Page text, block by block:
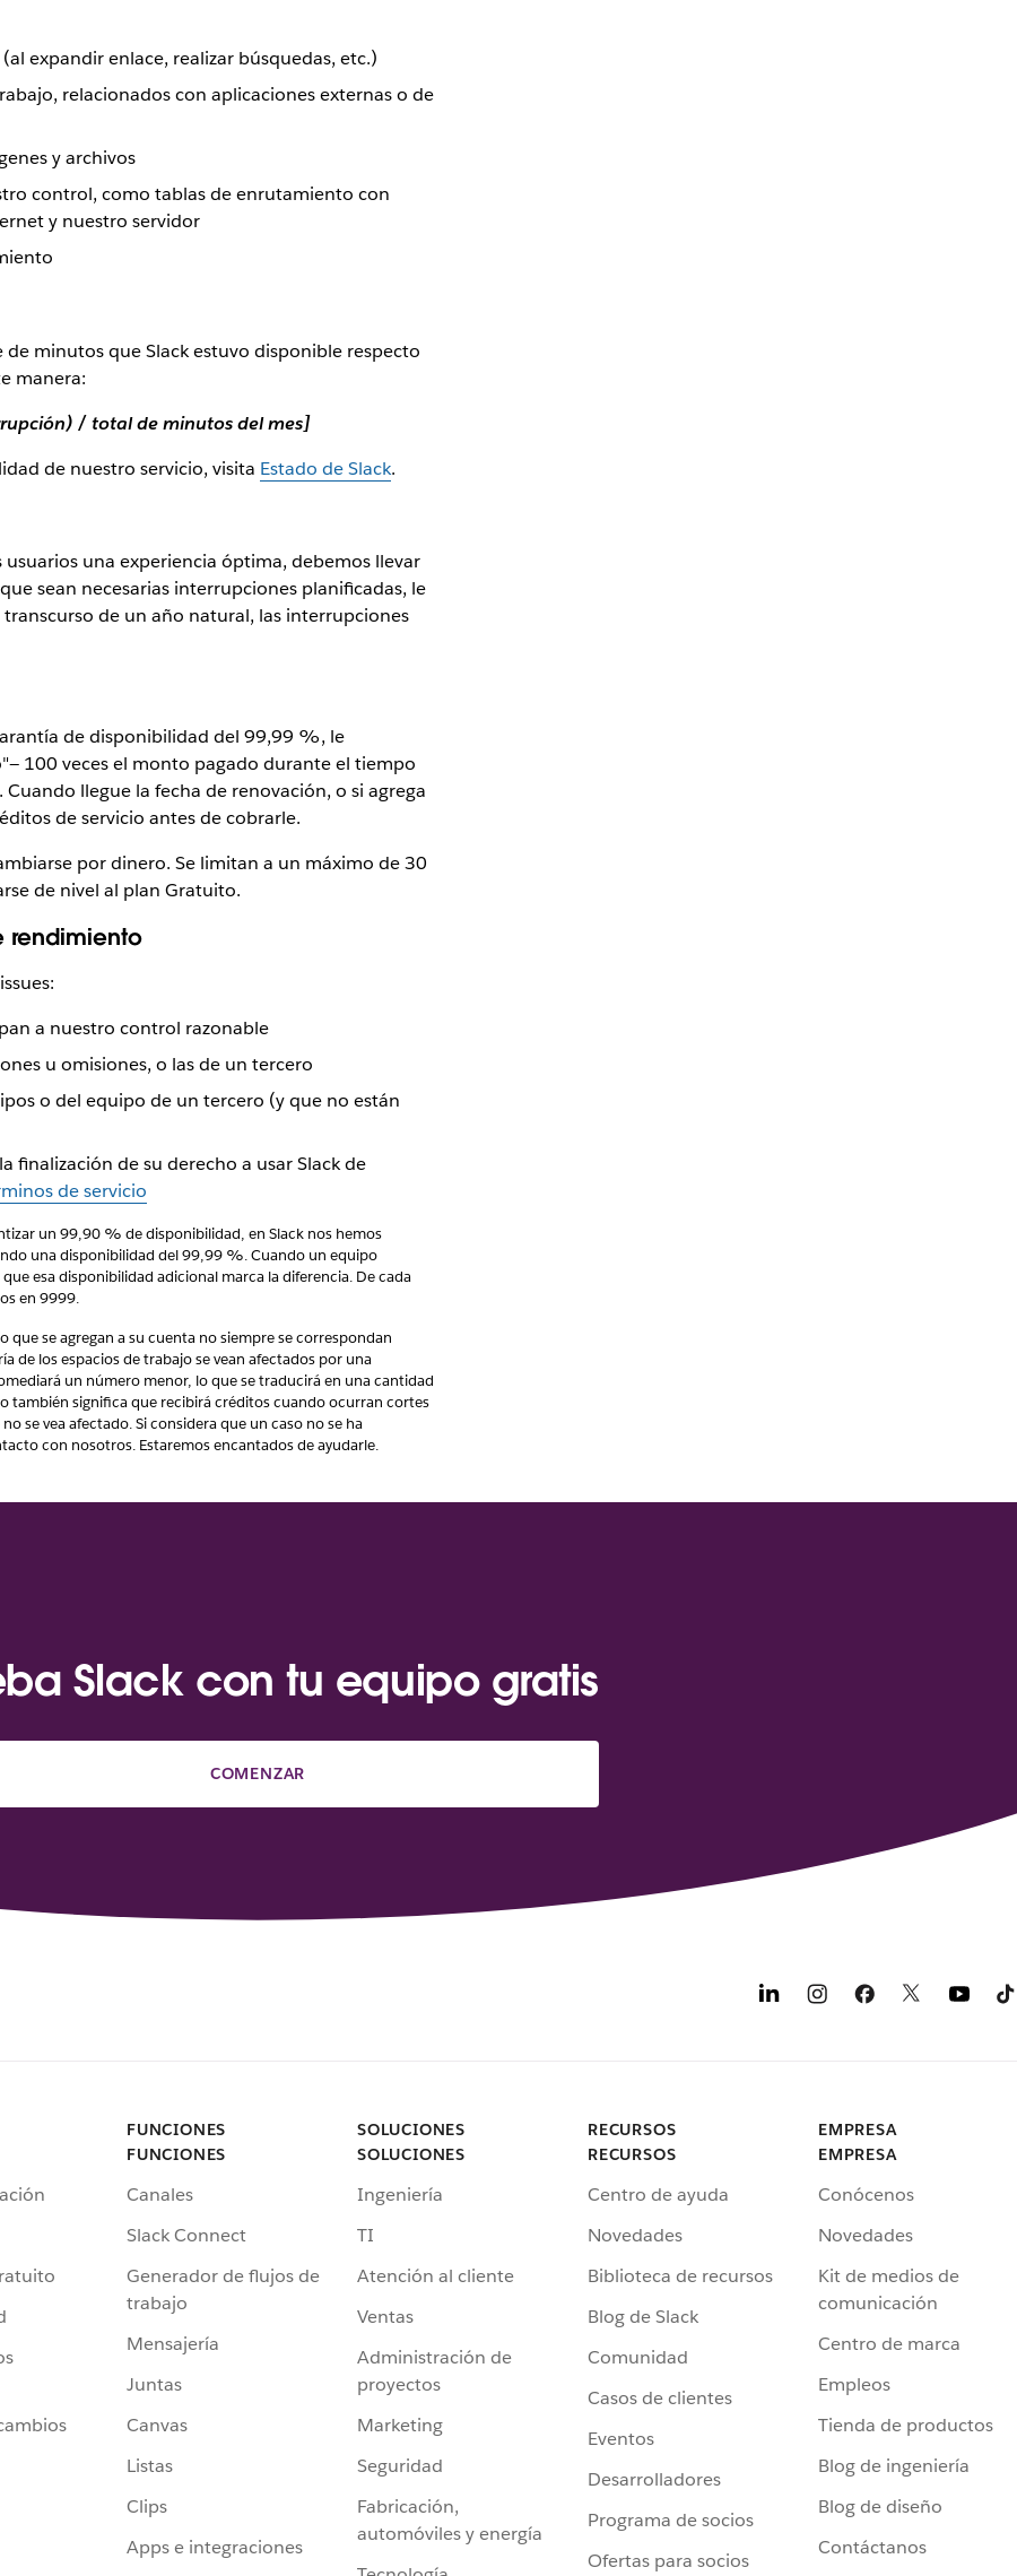
expandir enlace, realizar búsquedas, etc.)
relacionados con aplicaciones externas o de
y archivos
control, como tablas de enrutamiento con
y nuestro servidor
de minutos que Slack estuvo disponible respecto
manera:
/ total de minutos del mes]
de nuestro servicio, visita Estado de Slack.
una experiencia óptima, debemos llevar
sean necesarias interrupciones planificadas, le
de un año natural, las interrupciones
de disponibilidad del 99,99 %, le
100 veces el monto pagado durante el tiempo
llegue la fecha de renovación, o si agrega
de servicio antes de cobrarle.
por dinero. Se limitan a un máximo de 30
de nivel al plan Gratuito.
rendimiento
a nuestro control razonable
u omisiones, o las de un tercero
o del equipo de un tercero (y que no están
finalización de su derecho a usar Slack de
de servicio
un 99,90 % de disponibilidad, en Slack nos hemos
una disponibilidad del 99,99 %. Cuando un equipo
esa disponibilidad adicional marca la diferencia. De cada
en 9999.
que se agregan a su cuenta no siempre se correspondan
de los espacios de trabajo se vean afectados por una
un número menor, lo que se traducirá en una cantidad
también significa que recibirá créditos cuando ocurran cortes
se vea afectado. Si considera que un caso no se ha
con nosotros. Estaremos encantados de ayudarle.
Slack con tu equipo gratis
COMENZAR
FUNCIONES
FUNCIONES
Canales
Slack Connect
Generador de flujos de
trabajo
Mensajería
Juntas
Canvas
Listas
Clips
Apps e integraciones
SOLUCIONES
SOLUCIONES
Ingeniería
TI
Atención al cliente
Ventas
Administración de
proyectos
Marketing
Seguridad
Fabricación,
automóviles y energía
RECURSOS
RECURSOS
Centro de ayuda
Novedades
Biblioteca de recursos
Blog de Slack
Comunidad
Casos de clientes
Eventos
Desarrolladores
Programa de socios
Ofertas para socios
EMPRESA
EMPRESA
Conócenos
Novedades
Kit de medios de
comunicación
Centro de marca
Empleos
Tienda de productos
Blog de ingeniería
Blog de diseño
Contáctanos